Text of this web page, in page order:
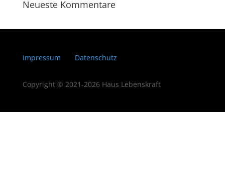
Neueste Kommentare
Impressum Datenschutz
Copyright © 2021-2026 Haus Lebenskraft